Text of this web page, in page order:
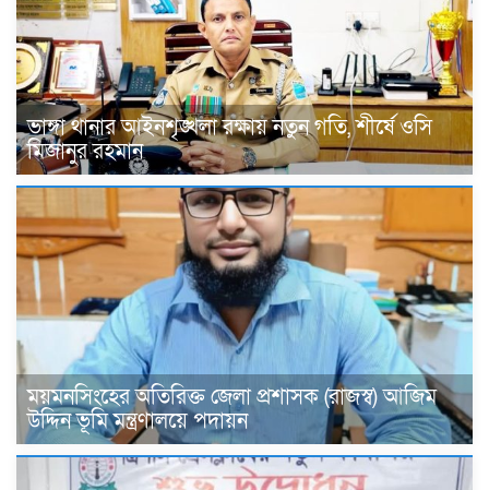
ভাঙ্গা থানার আইনশৃঙ্খলা রক্ষায় নতুন গতি, শীর্ষে ওসি
মিজানুর রহমান
ময়মনসিংহের অতিরিক্ত জেলা প্রশাসক (রাজস্ব) আজিম
উদ্দিন ভূমি মন্ত্রণালয়ে পদায়ন